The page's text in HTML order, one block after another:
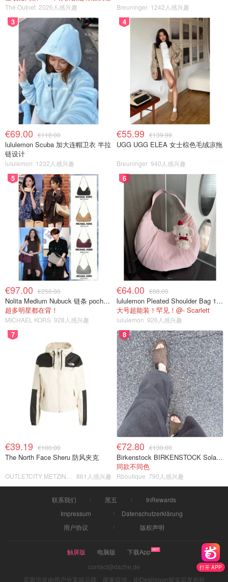
打开 APP
The Outnet 2026人感兴趣 Breuninger 1242人感兴趣
3
€69.00 €118.00
lululemon Scuba 加大连帽卫衣 半拉
链设计
lululemon 1232人感兴趣
4
€55.99 €139.99
UGG UGG ELEA 女士棕色毛绒凉拖
Breuninger 940人感兴趣
5
€97.00 €250.00
Nolita Medium Nubuck 链条 pochette
超多明星都在背！
MICHAEL KORS 928人感兴趣
6
€64.00 €88.00
lululemon Pleated Shoulder Bag 10L 单肩包
大号超能装！罕见！@- Scarlett
lululemon 926人感兴趣
7
€39.19 €100.00
The North Face Sheru 防风夹克
861人感兴趣
8
€72.80 €130.00
Birkenstock BIRKENSTOCK Solana 麂皮皮革凉拖
同款不同色
Rboutique 790人感兴趣
联系我们 黑五
InRewards
Impressum
Datenschutzerklärung
用户协议
版权声明
触屏版 电脑版
下载App
contact@dazhe.de
页面信息由用户分享或品牌、商家提供，由Dealmoon核实后发布折